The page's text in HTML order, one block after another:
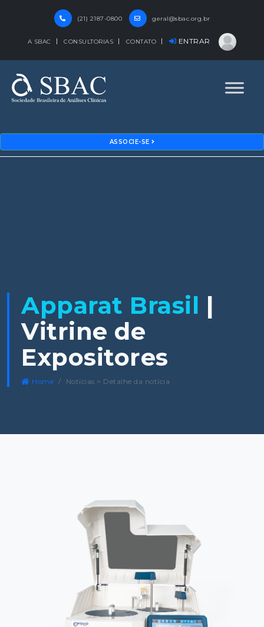
(21) 2187-0800 geral@sbac.org.br
A SBAC CONSULTORIAS CONTATO ENTRAR
ASSOCIE-SE
Apparat Brasil |
Vitrine de
Expositores
Home Notícias > Detalhe da notícia